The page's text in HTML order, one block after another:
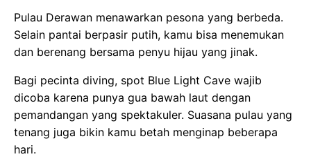
Pulau Derawan menawarkan pesona yang berbeda.
Selain pantai berpasir putih, kamu bisa menemukan
dan berenang bersama penyu hijau yang jinak.
Bagi pecinta diving, spot Blue Light Cave wajib
dicoba karena punya gua bawah laut dengan
pemandangan yang spektakuler. Suasana pulau yang
tenang juga bikin kamu betah menginap beberapa
hari.